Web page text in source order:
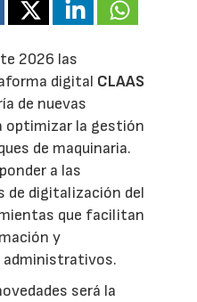
2026 las
digital CLAAS
de nuevas
optimizar la gestión
de maquinaria.
a las
de digitalización del
que facilitan
y
será la